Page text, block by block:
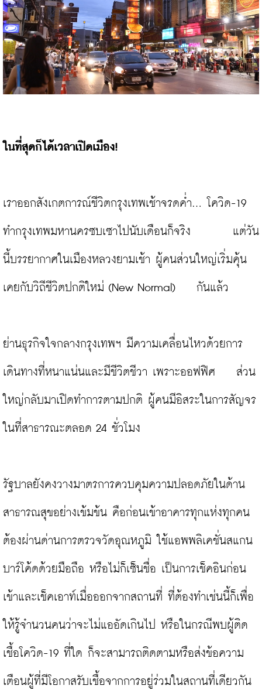
ในที่สุดก็ได้เวลาเปิดเมือง!
เราออกสังเกตการณ์ชีวิตกรุงเทพเช้าจรดค่ำ... โควิด-19
ทำกรุงเทพมหานครซบเซาไปนับเดือนก็จริง        แต่วัน
นี้บรรยากาศในเมืองหลวงยามเช้า ผู้คนส่วนใหญ่เริ่มคุ้น
เคยกับวิถีชีวิตปกติใหม่ (New Normal)    กันแล้ว
ย่านธุรกิจใจกลางกรุงเทพฯ มีความเคลื่อนไหวด้วยการ
เดินทางที่หนาแน่นและมีชีวิตชีวา เพราะออฟฟิศ    ส่วน
ใหญ่กลับมาเปิดทำการตามปกติ ผู้คนมีอิสระในการสัญจร
ในที่สาธารณะตลอด 24 ชั่วโมง
รัฐบาลยังคงวางมาตรการควบคุมความปลอดภัยในด้าน
สาธารณสุขอย่างเข้มข้น คือก่อนเข้าอาคารทุกแห่งทุกคน
ต้องผ่านด่านการตรวจวัดอุณหภูมิ ใช้แอพพลิเคชั่นสแกน
บาร์โค้ดด้วยมือถือ หรือไม่ก็เซ็นชื่อ เป็นการเช็คอินก่อน
เข้าและเช็คเอาท์เมื่อออกจากสถานที่ ที่ต้องทำเช่นนี้ก็เพื่อ
ให้รู้จำนวนคนว่าจะไม่แออัดเกินไป หรือในกรณีพบผู้ติด
เชื้อโควิด-19 ที่ใด ก็จะสามารถติดตามหรือส่งข้อความ
เตือนผู้ที่มีโอกาสรับเชื้อจากการอยู่ร่วมในสถานที่เดียวกัน